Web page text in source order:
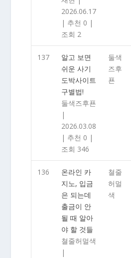
2026.06.17
| 추천 0 |
조회 2
137
알고 보면
쉬운 사기
도박사이트
구별법!
둘색즈후푠
|
2026.03.08
| 추천 0 |
조회 346
둘색
즈후
푠
136
온라인 카
지노, 입금
은 되는데
출금이 안
될 때 알아
야 할 것들
쳘줄허멀색
|
쳘줄
허멀
색